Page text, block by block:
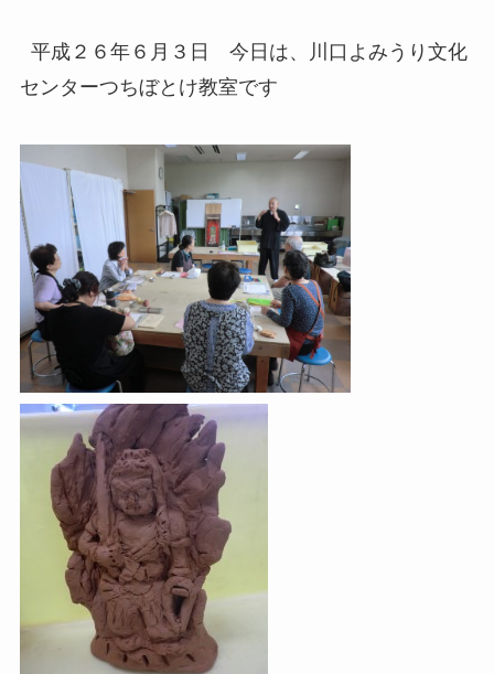
平成２６年６月３日 今日は、川口よみうり文化
センターつちぼとけ教室です